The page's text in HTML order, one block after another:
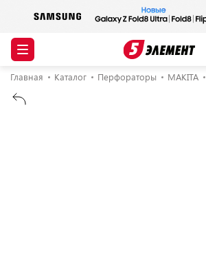
Главная Каталог Перфораторы MAKITA